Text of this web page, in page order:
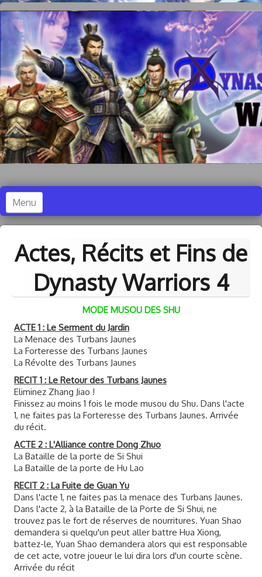
Menu
Accueil
Dynasty Warriors
Samurai Warriors
Orochi All-Stars
Omega Force
Kou Shibusawa
Tecmo Team Ninja
Dossiers
Actes, Récits et Fins de
Dynasty Warriors 4
MODE MUSOU DES SHU
ACTE 1 : Le Serment du Jardin
La Menace des Turbans Jaunes
La Forteresse des Turbans Jaunes
La Révolte des Turbans Jaunes
RECIT 1 : Le Retour des Turbans Jaunes
Eliminez Zhang Jiao !
Finissez au moins 1 fois le mode musou du Shu. Dans l'acte
1, ne faites pas la Forteresse des Turbans Jaunes. Arrivée
du récit.
ACTE 2 : L'Alliance contre Dong Zhuo
La Bataille de la porte de Si Shui
La Bataille de la porte de Hu Lao
RECIT 2 : La Fuite de Guan Yu
Dans l'acte 1, ne faites pas la menace des Turbans Jaunes.
Dans l'acte 2, à la Bataille de la Porte de Si Shui, ne
trouvez pas le fort de réserves de nourritures. Yuan Shao
demandera si quelqu'un peut aller battre Hua Xiong,
battez-le, Yuan Shao demandera alors qui est responsable
de cet acte, votre joueur le lui dira lors d'un courte scène.
Arrivée du récit